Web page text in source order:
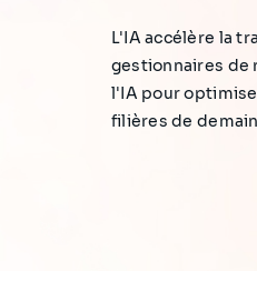
L'IA accélère la
gestionnaires de
l'IA pour
filières de